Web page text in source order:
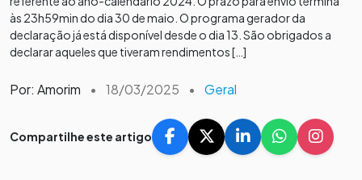
às 23h59min do dia 30 de maio. O programa gerador da
declaração já está disponível desde o dia 13. São obrigados a
declarar aqueles que tiveram rendimentos […]
Por: Amorim • 18/03/2025 • Geral
Compartilhe este artigo